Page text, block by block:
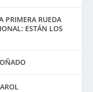
PRIMERA RUEDA
ESTÁN LOS